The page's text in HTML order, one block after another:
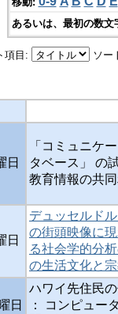
あるいは、最初の数
項目: ソー
日
「コミュニケ
タベース」 の
教育情報の共
日
デュッセルド
の街頭映像に
る社会学的分
の生活文化と
日
ハワイ先住民
： コンピュー